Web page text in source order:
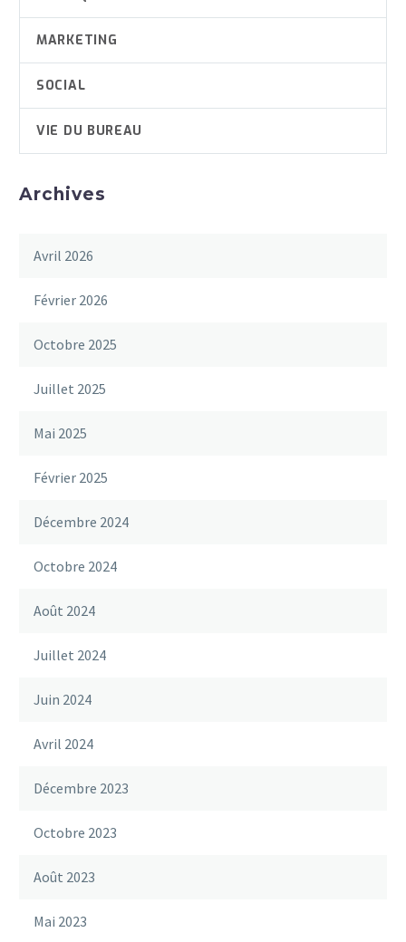
MARKETING
SOCIAL
VIE DU BUREAU
Archives
Avril 2026
Février 2026
Octobre 2025
Juillet 2025
Mai 2025
Février 2025
Décembre 2024
Octobre 2024
Août 2024
Juillet 2024
Juin 2024
Avril 2024
Décembre 2023
Octobre 2023
Août 2023
Mai 2023